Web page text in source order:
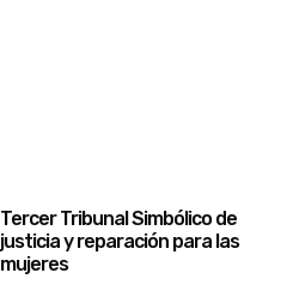
Tercer Tribunal Simbólico de
justicia y reparación para las
mujeres